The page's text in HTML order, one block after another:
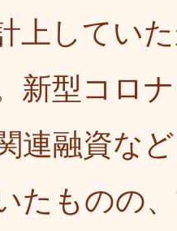
上してい
新型コロ
連融資な
たものの